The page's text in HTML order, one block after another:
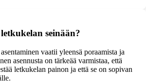
seinään?
vaatii yleensä poraamista ja
asennusta on tärkeää varmistaa, että
letkukelan painon ja että se on sopivan